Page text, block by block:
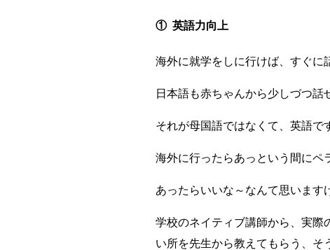
① 英語力向上
海外に就学をしに行けば、すぐに
日本語も赤ちゃんから少しづつ話
それが母国語ではなくて、英語で
海外に行ったらあっという間に
あったらいいな～なんて思います
学校のネイティブ講師から、実際
い所を先生から教えてもらう、そ